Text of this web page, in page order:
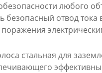
любого
отвод
стальная для